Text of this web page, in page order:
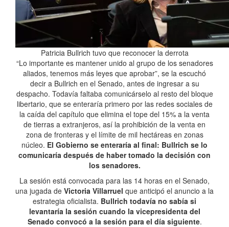
Patricia Bullrich tuvo que reconocer la derrota
“Lo importante es mantener unido al grupo de los senadores
aliados, tenemos más leyes que aprobar”, se la escuchó
decir a Bullrich en el Senado, antes de ingresar a su
despacho. Todavía faltaba comunicárselo al resto del bloque
libertario, que se enteraría primero por las redes sociales de
la caída del capítulo que elimina el tope del 15% a la venta
de tierras a extranjeros, así la prohibición de la venta en
zona de fronteras y el límite de mil hectáreas en zonas
núcleo. El Gobierno se enteraría al final: Bullrich se lo
comunicaría después de haber tomado la decisión con
los senadores.
La sesión está convocada para las 14 horas en el Senado,
una jugada de Victoria Villarruel que anticipó el anuncio a la
estrategia oficialista. Bullrich todavía no sabía si
levantaría la sesión cuando la vicepresidenta del
Senado convocó a la sesión para el día siguiente.